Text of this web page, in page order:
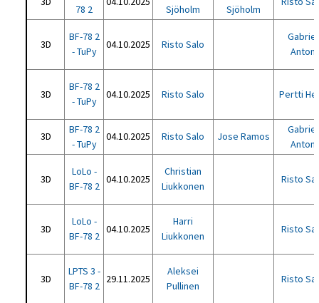
78 2
Sjöholm
Sjöholm
3D
BF-78 2
- TuPy
04.10.2025 Risto Salo
Gabriel
Anton
3D
BF-78 2
- TuPy
04.10.2025 Risto Salo Pertti
3D
BF-78 2
- TuPy
04.10.2025 Risto Salo Jose Ramos
Gabriel
Anton
3D
LoLo -
BF-78 2
04.10.2025
Christian
Liukkonen
Risto
3D
LoLo -
BF-78 2
04.10.2025
Harri
Liukkonen
Risto
3D
LPTS 3 -
BF-78 2
29.11.2025
Aleksei
Pullinen
Risto